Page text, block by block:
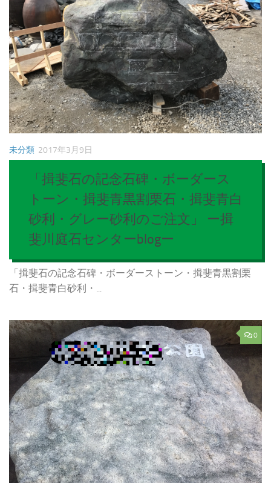
未分類 2017年3月9日
「揖斐石の記念石碑・ボーダース
トーン・揖斐青黒割栗石・揖斐青白
砂利・グレー砂利のご注文」 ー揖
斐川庭石センターblogー
「揖斐石の記念石碑・ボーダーストーン・揖斐青黒割栗
石・揖斐青白砂利・...
0